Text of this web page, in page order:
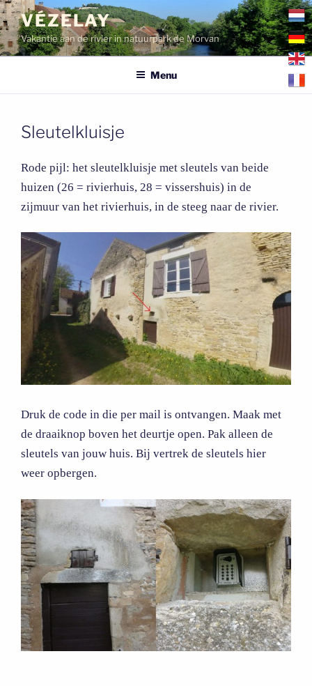
Ga
naar
de
inhoud
VÉZELAY
Vakantie aan de rivier in natuurpark de Morvan
Menu
Sleutelkluisje
Rode pijl: het sleutelkluisje met sleutels van beide
huizen (26 = rivierhuis, 28 = vissershuis) in de
zijmuur van het rivierhuis, in de steeg naar de rivier.
Druk de code in die per mail is ontvangen. Maak met
de draaiknop boven het deurtje open. Pak alleen de
sleutels van jouw huis. Bij vertrek de sleutels hier
weer opbergen.